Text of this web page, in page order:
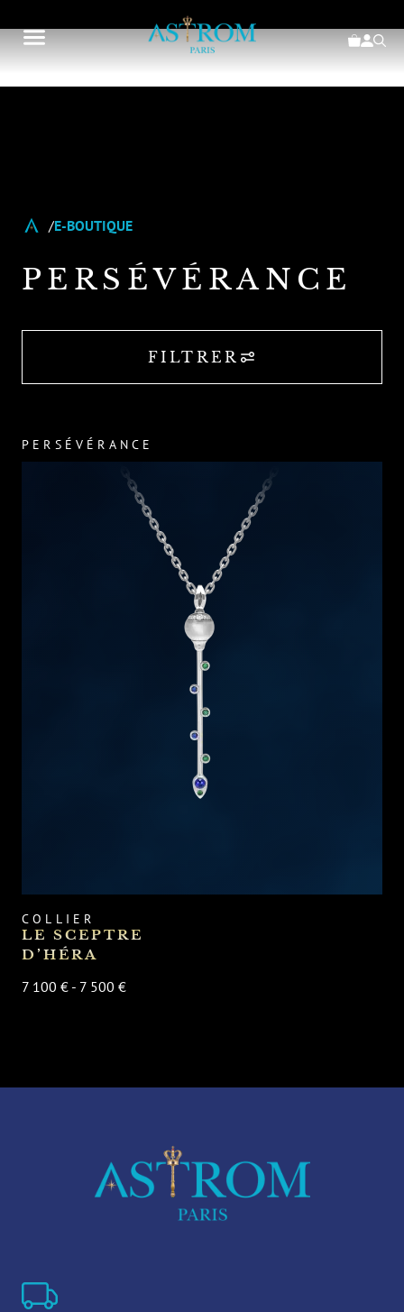
E-BOUTIQUE
PERSÉVÉRANCE
FILTRER
PERSÉVÉRANCE
COLLIER
LE SCEPTRE
D’HÉRA
7 100 € - 7 500 €